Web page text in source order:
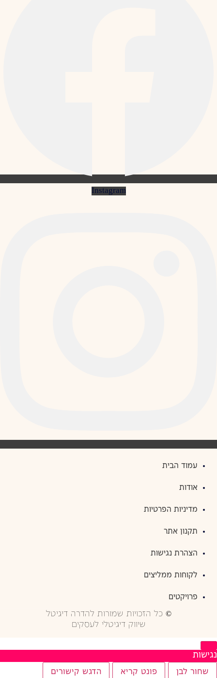
Instagram
עמוד הבית
אודות
מדיניות הפרטיות
תקנון אתר
הצהרת נגישות
לקוחות ממליצים
פרויקטים
© כל הזכויות שמורות להדרה דיגיטל
שיווק דיגיטלי לעסקים
נגישות
שחור לבן
פונט קריא הדגש קישורים